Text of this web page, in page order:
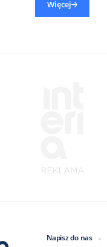
Więcej
Napisz do nas